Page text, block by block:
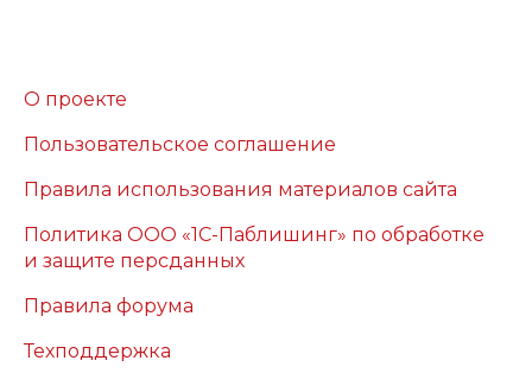
О проекте
Пользовательское соглашение
Правила использования материалов сайта
Политика ООО «1С-Паблишинг» по обработке
и защите персданных
Правила форума
Техподдержка